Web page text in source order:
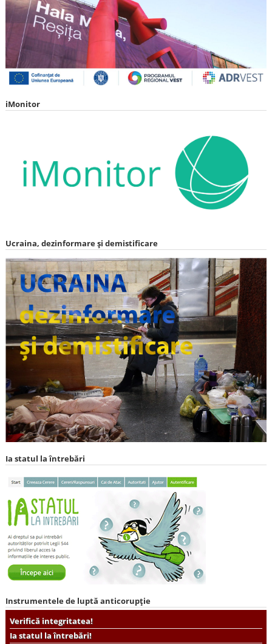
iMonitor
Ucraina, dezinformare și demistificare
Ia statul la întrebări
Instrumentele de luptă anticorupție
Verifică integritatea!
Ia statul la întrebări!